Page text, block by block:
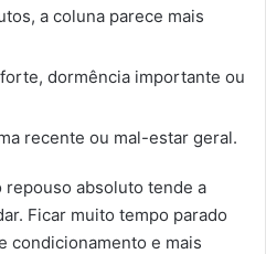
a coluna parece mais
dormência importante ou
recente ou mal-estar geral.
repouso absoluto tende a
Ficar muito tempo parado
condicionamento e mais